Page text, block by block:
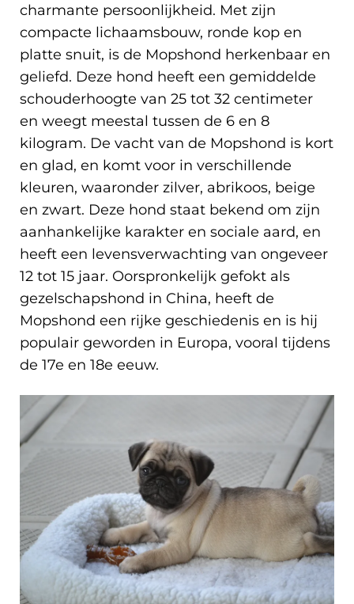
charmante persoonlijkheid. Met zijn
compacte lichaamsbouw, ronde kop en
platte snuit, is de Mopshond herkenbaar en
geliefd. Deze hond heeft een gemiddelde
schouderhoogte van 25 tot 32 centimeter
en weegt meestal tussen de 6 en 8
kilogram. De vacht van de Mopshond is kort
en glad, en komt voor in verschillende
kleuren, waaronder zilver, abrikoos, beige
en zwart. Deze hond staat bekend om zijn
aanhankelijke karakter en sociale aard, en
heeft een levensverwachting van ongeveer
12 tot 15 jaar. Oorspronkelijk gefokt als
gezelschapshond in China, heeft de
Mopshond een rijke geschiedenis en is hij
populair geworden in Europa, vooral tijdens
de 17e en 18e eeuw.